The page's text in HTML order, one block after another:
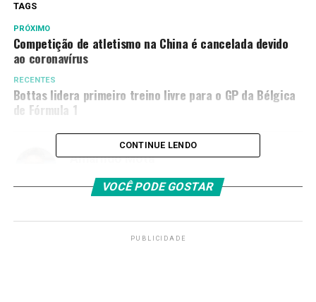
TAGS
PRÓXIMO
Competição de atletismo na China é cancelada devido
ao coronavírus
RECENTES
Bottas lidera primeiro treino livre para o GP da Bélgica
de Fórmula 1
Amarildo Mota
CONTINUE LENDO
VOCÊ PODE GOSTAR
PUBLICIDADE